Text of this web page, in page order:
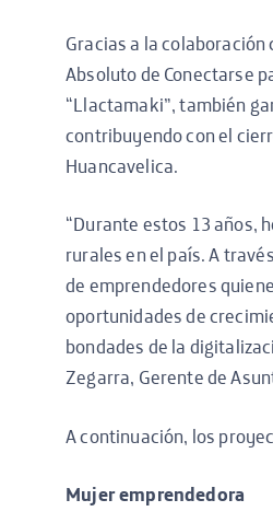
Gracias a la colaboración
Absoluto de Conectarse
“Llactamaki”, también
contribuyendo con el
Huancavelica.
“Durante estos 13 años,
rurales en el país. A
de emprendedores
oportunidades de
bondades de la
Zegarra, Gerente de
A continuación, los
Mujer emprendedora